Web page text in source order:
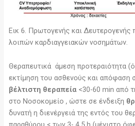
Εικ 6. Πρωτογενής και Δευτερογενής
λοιπών καρδιαγγειακών νοσημάτων.
Θεραπευτικά άμεση προτεραιότητα
εκτίμηση του ασθενούς και απόφαση
βέλτιστη θεραπεία<30-60 min από
στο Νοσοκομείο , ώστε σε ένδειξη
δυνατή η διενέργειά της εντός του